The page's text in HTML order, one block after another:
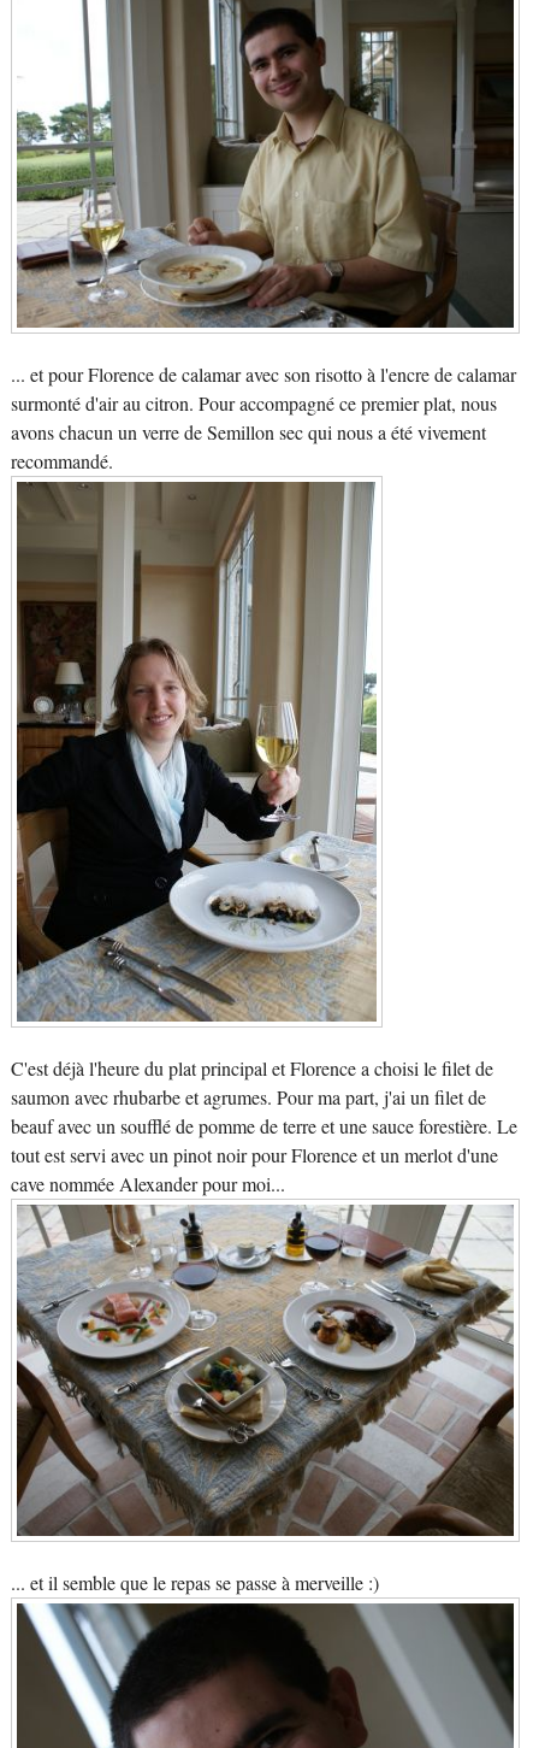
... et pour Florence de calamar avec son risotto à l'encre de calamar
surmonté d'air au citron. Pour accompagné ce premier plat, nous
avons chacun un verre de Semillon sec qui nous a été vivement
recommandé.
C'est déjà l'heure du plat principal et Florence a choisi le filet de
saumon avec rhubarbe et agrumes. Pour ma part, j'ai un filet de
beauf avec un soufflé de pomme de terre et une sauce forestière. Le
tout est servi avec un pinot noir pour Florence et un merlot d'une
cave nommée Alexander pour moi...
... et il semble que le repas se passe à merveille :)